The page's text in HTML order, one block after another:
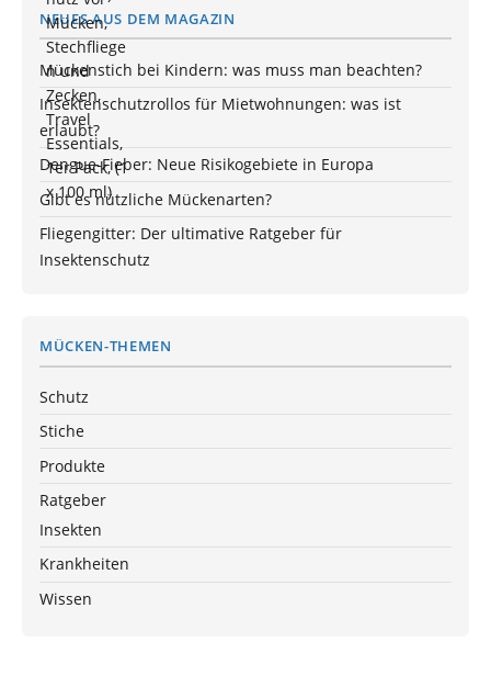
NEUES AUS DEM MAGAZIN
Mückenstich bei Kindern: was muss man beachten?
Insektenschutzrollos für Mietwohnungen: was ist
erlaubt?
Dengue-Fieber: Neue Risikogebiete in Europa
Gibt es nützliche Mückenarten?
Fliegengitter: Der ultimative Ratgeber für
Insektenschutz
MÜCKEN-THEMEN
Schutz
Stiche
Produkte
Ratgeber
Insekten
Krankheiten
Wissen